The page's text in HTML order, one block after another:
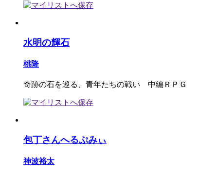
水明の輝石
桃隆
奇跡の石を巡る、青年たちの戦い 中編ＲＰＧ
包丁さんへるぷみぃ
神波裕太